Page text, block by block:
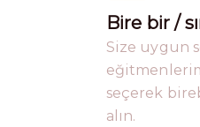
Bire bir /
Size uygun
seçerek
alın.